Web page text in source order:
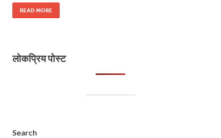
READ MORE
लोकप्रिय पोस्ट
Search